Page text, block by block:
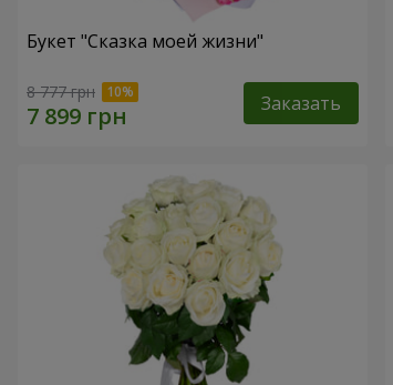
Букет "Сказка моей жизни"
8 777 грн Заказать